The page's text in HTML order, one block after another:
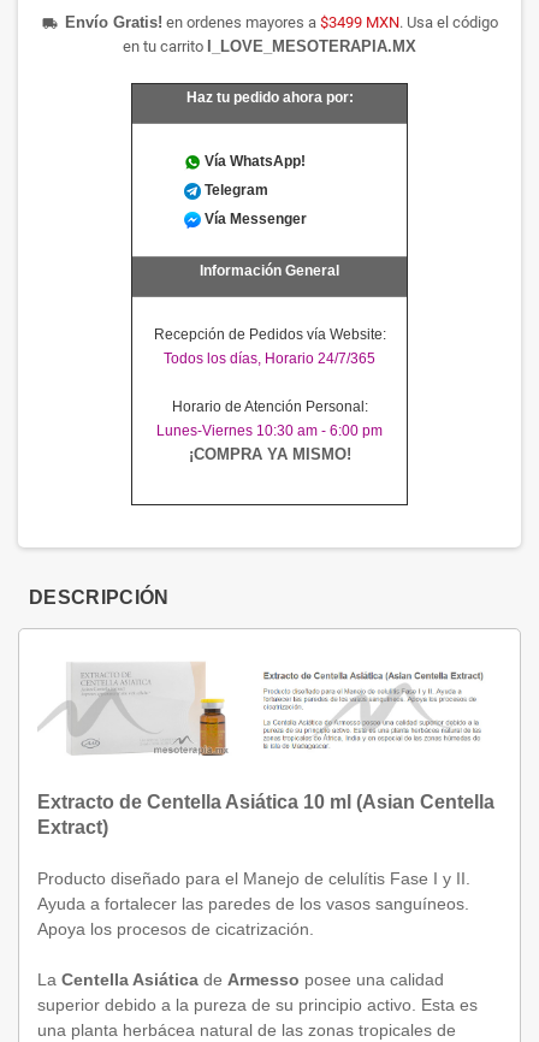
local_shipping Envío Gratis! en ordenes mayores a $3499 MXN. Usa el código
en tu carrito
I_LOVE_MESOTERAPIA.MX
Haz tu pedido ahora por:
Vía WhatsApp!
Telegram
Vía Messenger
Información General
Recepción de Pedidos vía Website:
Todos los días, Horario 24/7/365
Horario de Atención Personal:
Lunes-Viernes 10:30 am - 6:00 pm
¡COMPRA YA MISMO!
DESCRIPCIÓN
Extracto de Centella Asiática 10 ml (Asian Centella
Extract)
Producto diseñado para el Manejo de celulítis Fase I y II.
Ayuda a fortalecer las paredes de los vasos sanguíneos.
Apoya los procesos de cicatrización.
La Centella Asiática de Armesso posee una calidad
superior debido a la pureza de su principio activo. Esta es
una planta herbácea natural de las zonas tropicales de